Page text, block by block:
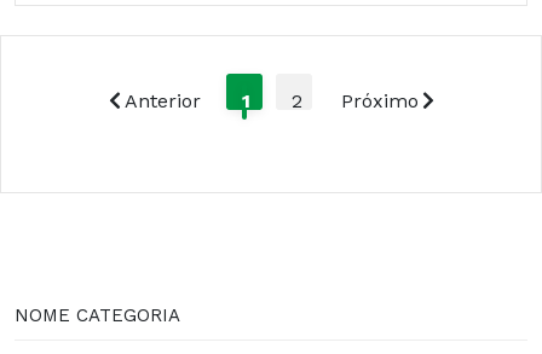
Anterior 1 2 Próximo
NOME CATEGORIA